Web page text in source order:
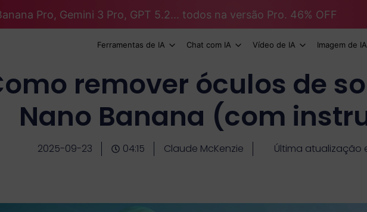
Pro, Gemini 3 Pro, GPT 5.2... todos na versão Pro. 46% OFF
Ferramentas de IA Chat com IA Vídeo de IA Imagem de IA
remover óculos de
Nano Banana (com
2025-09-23 04:15 Claude McKenzie Última atualização